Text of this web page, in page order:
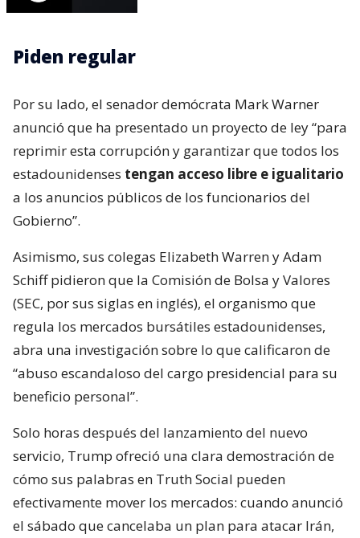
Piden regular
Por su lado, el senador demócrata Mark Warner
anunció que ha presentado un proyecto de ley “para
reprimir esta corrupción y garantizar que todos los
estadounidenses tengan acceso libre e igualitario
a los anuncios públicos de los funcionarios del
Gobierno”.
Asimismo, sus colegas Elizabeth Warren y Adam
Schiff pidieron que la Comisión de Bolsa y Valores
(SEC, por sus siglas en inglés), el organismo que
regula los mercados bursátiles estadounidenses,
abra una investigación sobre lo que calificaron de
“abuso escandaloso del cargo presidencial para su
beneficio personal”.
Solo horas después del lanzamiento del nuevo
servicio, Trump ofreció una clara demostración de
cómo sus palabras en Truth Social pueden
efectivamente mover los mercados: cuando anunció
el sábado que cancelaba un plan para atacar Irán,